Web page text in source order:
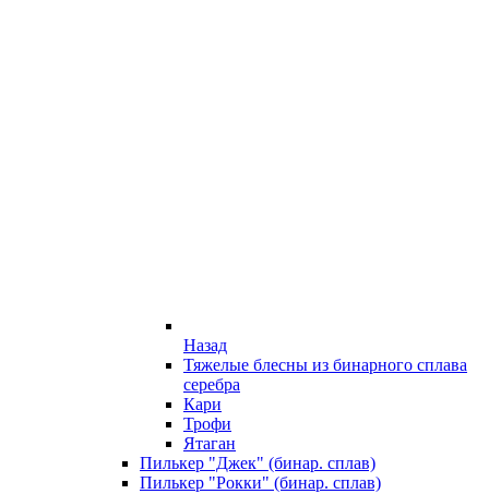
Назад
Тяжелые блесны из бинарного сплава
серебра
Кари
Трофи
Ятаган
Пилькер "Джек" (бинар. сплав)
Пилькер "Рокки" (бинар. сплав)